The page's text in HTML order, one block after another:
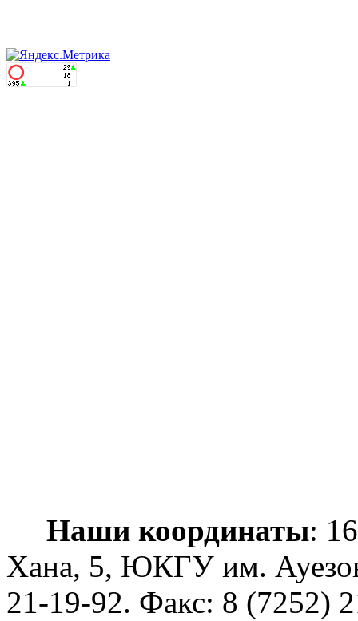
Наши координаты:
Хана, 5, ЮКГУ им.
21-19-92. Факс: 8 (7252)